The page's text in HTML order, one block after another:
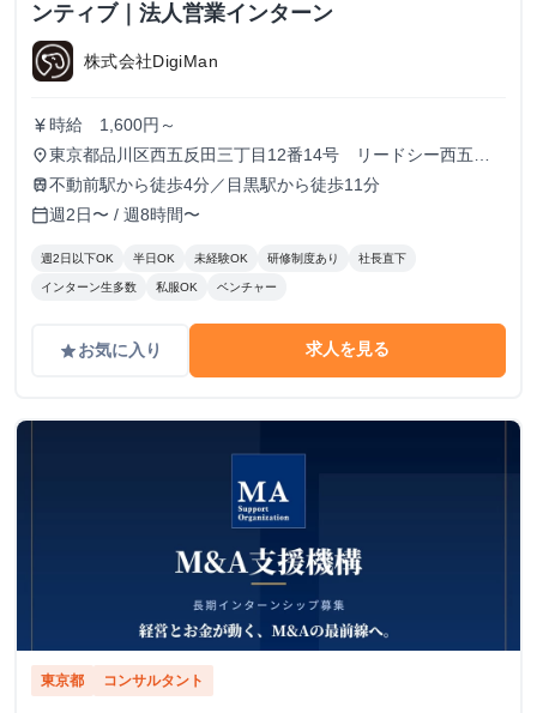
ンティブ｜法人営業インターン
株式会社DigiMan
currency_yen 時給 1,600円～
place東京都品川区西五反田三丁目12番14号 リードシー西五反
田ビル7-8階（受付8階）
train不動前駅から徒歩4分／目黒駅から徒歩11分
calendar_today週2日〜 / 週8時間〜
週2日以下OK 半日OK 未経験OK 研修制度あり 社長直下
インターン生多数 私服OK ベンチャー
gradeお気に入り 求人を見る
東京都 コンサルタント